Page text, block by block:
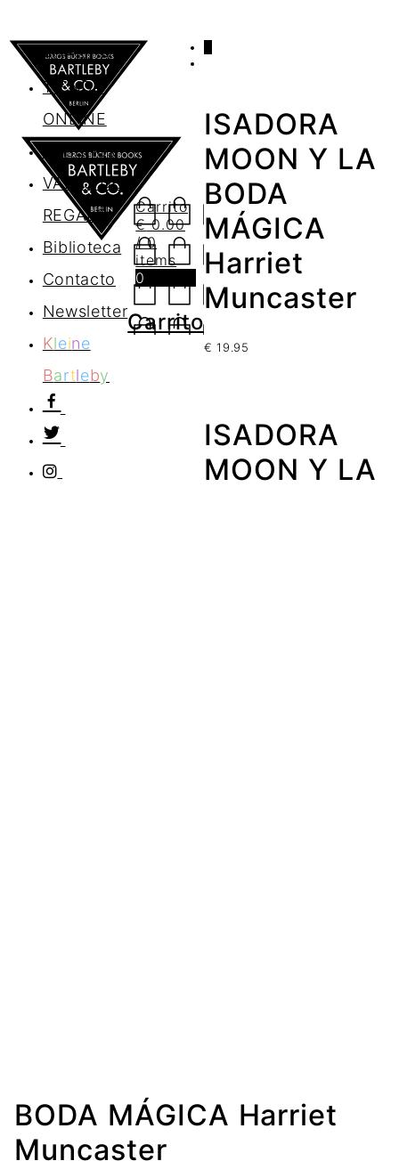
AGENDA
TIENDA
ONLINE
Nosotros
VALES DE
REGALO
Biblioteca
Contacto
Newsletter
Kleine
Bartleby
Carrito
€0.00
/ 0
items
0
Carrito
ISADORA
MOON Y LA
BODA
MÁGICA
Harriet
Muncaster
€ 19.95
ISADORA
MOON Y LA
BODA MÁGICA Harriet
Muncaster